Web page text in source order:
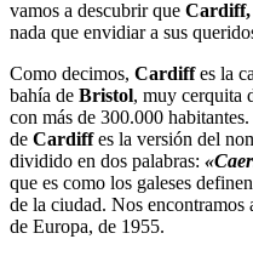
vamos a descubrir que Cardiff,
nada que envidiar a sus
Como decimos, Cardiffes la
bahía de Bristol, muy cerquita
con más de 300.000
de Cardiffes la versión del
dividido en dos palabras:
que es como los galeses
de la ciudad. Nos encontramos
de Europa, de 1955.